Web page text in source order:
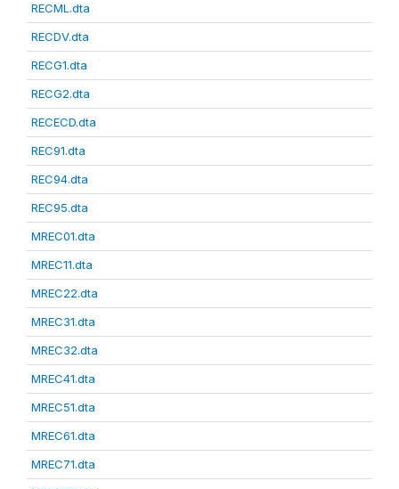
RECML.dta
RECDV.dta
RECG1.dta
RECG2.dta
RECECD.dta
REC91.dta
REC94.dta
REC95.dta
MREC01.dta
MREC11.dta
MREC22.dta
MREC31.dta
MREC32.dta
MREC41.dta
MREC51.dta
MREC61.dta
MREC71.dta